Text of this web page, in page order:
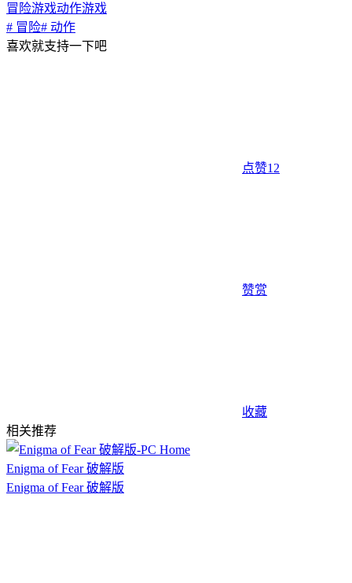
冒险游戏动作游戏
# 冒险# 动作
喜欢就支持一下吧
点赞12
赞赏
收藏
相关推荐
Enigma of Fear 破解版
Enigma of Fear 破解版